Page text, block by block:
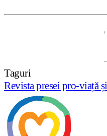
condamnă
Taguri
Revista presei pro-viață